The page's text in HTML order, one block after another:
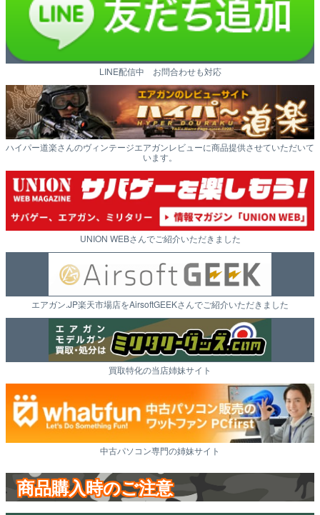
LINE配信中 お問合わせも対応
ハイパー道楽さんのヴィンテージエアガンレビューに商品提供させていただいて
います。
UNION WEBさんでご紹介いただきました
エアガン.JP楽天市場店をAirsoftGEEKさんでご紹介いただきました
買取特化の当店姉妹サイト
中古パソコン専門の姉妹サイト
商品購入時のご注意